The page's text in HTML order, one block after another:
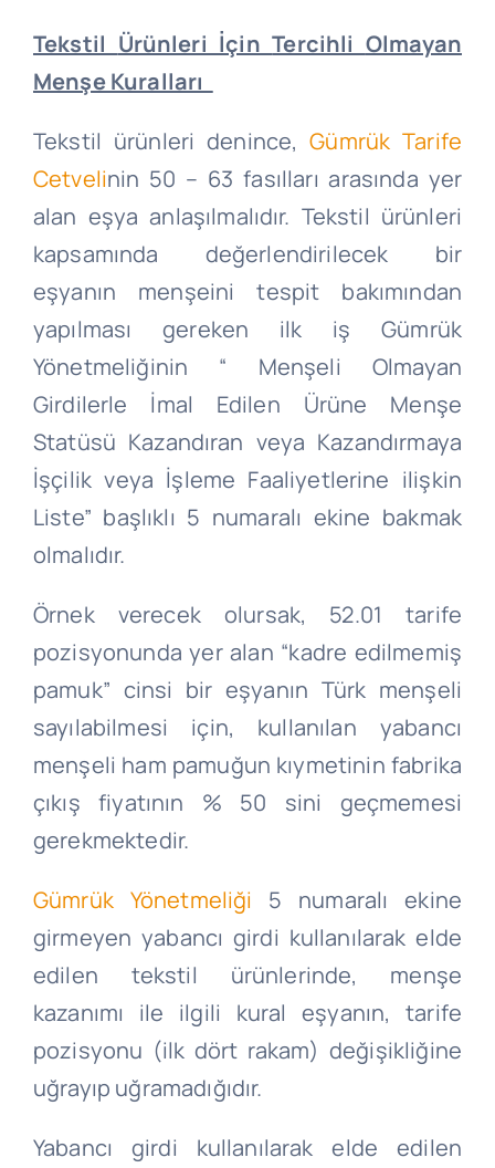
Tekstil Ürünleri İçinTercihli Olmayan
Menşe Kuralları
Tekstil ürünleri denince,Gümrük Tarife
Cetvelinin 50 – 63 fasılları arasında yer
alan eşya anlaşılmalıdır. Tekstil ürünleri
kapsamında değerlendirilecek bir
eşyanın menşeini tespit bakımından
yapılması gereken ilk iş Gümrük
Yönetmeliğinin “ Menşeli Olmayan
Girdilerle İmal Edilen Ürüne Menşe
Statüsü Kazandıran veya Kazandırmaya
İşçilik veya İşleme Faaliyetlerine ilişkin
Liste” başlıklı 5 numaralı ekine bakmak
olmalıdır.
Örnek verecek olursak, 52.01 tarife
pozisyonunda yer alan “kadre edilmemiş
pamuk” cinsi bir eşyanın Türk menşeli
sayılabilmesi için, kullanılan yabancı
menşeli ham pamuğun kıymetinin fabrika
çıkış fiyatının % 50 sini geçmemesi
gerekmektedir.
Gümrük Yönetmeliği 5 numaralı ekine
girmeyen yabancı girdi kullanılarak elde
edilen tekstil ürünlerinde, menşe
kazanımı ile ilgili kural eşyanın, tarife
pozisyonu (ilk dört rakam) değişikliğine
uğrayıp uğramadığıdır.
Yabancı girdi kullanılarak elde edilen